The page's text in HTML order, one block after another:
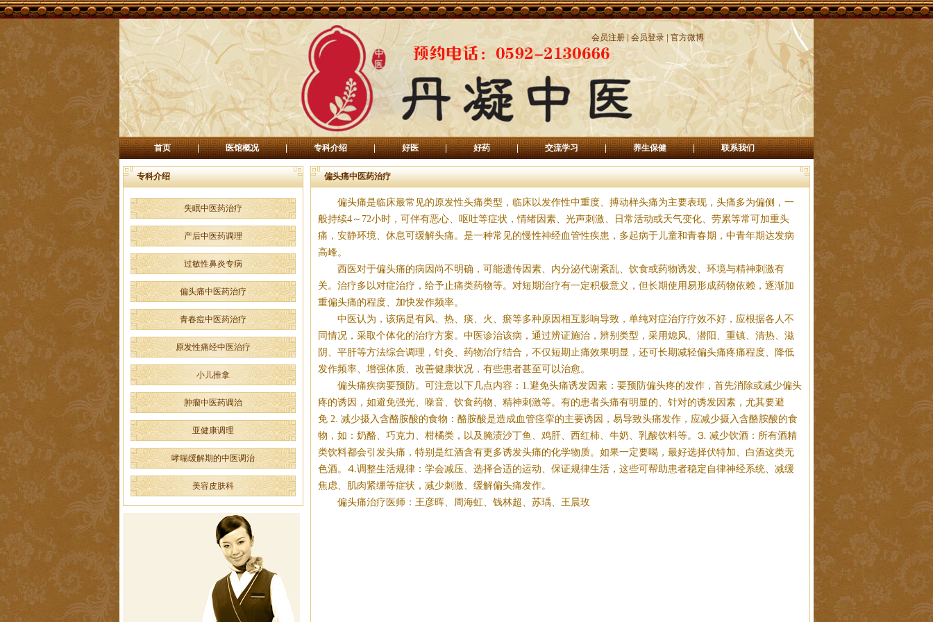
会员注册 会员登录 官方微博
首页 | 医馆概况 | 专科介绍 | 好医 | 好药 | 交流学习 | 养生保健 | 联系我们
专科介绍
失眠中医药治疗
产后中医药调理
过敏性鼻炎专病
偏头痛中医药治疗
青春痘中医药治疗
原发性痛经中医治疗
小儿推拿
肿瘤中医药调治
亚健康调理
哮喘缓解期的中医调治
美容皮肤科
偏头痛中医药治疗
偏头痛是临床最常见的原发性头痛类型，临床以发作性中重度、搏动样头痛为主要表现，头痛多为偏侧，一
般持续4 ～ 72小时，可伴有恶心、呕吐等症状，情绪因素、光声刺激、日常活动或天气变化、劳累等常可加重头
痛，安静环境、休息可缓解头痛。是一种常见的慢性神经血管性疾患，多起病于儿童和青春期，中青年期达发病
高峰。
西医对于偏头痛的病因尚不明确，可能遗传因素、内分泌代谢紊乱、饮食或药物诱发、环境与精神刺激有
关。治疗多以对症治疗，给予止痛类药物等。对短期治疗有一定积极意义，但长期使用易形成药物依赖，逐渐加
重偏头痛的程度、加快发作频率。
中医认为，该病是有风、热、痰、火、瘀等多种原因相互影响导致，单纯对症治疗疗效不好，应根据各人不
同情况，采取个体化的治疗方案。中医诊治该病，通过辨证施治，辨别类型，采用熄风、潜阳、重镇、清热、滋
阴、平肝等方法综合调理，针灸、药物治疗结合，不仅短期止痛效果明显，还可长期减轻偏头痛疼痛程度、降低
发作频率、增强体质、改善健康状况，有些患者甚至可以治愈。
偏头痛疾病要预防。可注意以下几点内容： 1.避免头痛诱发因素：要预防偏头疼的发作，首先消除或减少偏头
疼的诱因，如避免强光、噪音、饮食药物、精神刺激等。有的患者头痛有明显的、针对的诱发因素，尤其要避
免 2. 减少摄入含酪胺酸的食物：酪胺酸是造成血管痉挛的主要诱因，易导致头痛发作，应减少摄入含酪胺酸的食
物，如：奶酪、巧克力、柑橘类，以及腌渍沙丁鱼、鸡肝、西红柿、牛奶、乳酸饮料等。⒊ 减少饮酒：所有酒精
类饮料都会引发头痛，特别是红酒含有更多诱发头痛的化学物质。如果一定要喝，最好选择伏特加、白酒这类无
色酒。⒋调整生活规律：学会减压、选择合适的运动、保证规律生活，这些可帮助患者稳定自律神经系统、减缓
焦虑、肌肉紧绷等症状，减少刺激、缓解偏头痛发作。
偏头痛治疗医师：王彦晖、周海虹、钱林超、苏瑀、王晨玫